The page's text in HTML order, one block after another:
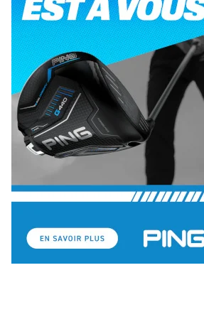
Evian Resort Golf Club : Saison 2 du
Programme Performance
LPGA Tour 2026 : une saison record pour le
golf féminin
Ladies European Tour 2026 : une saison
historique sur cinq continents
Debout en Bouts prolonge la Fashion Week à
Roland-Garros
Chypre